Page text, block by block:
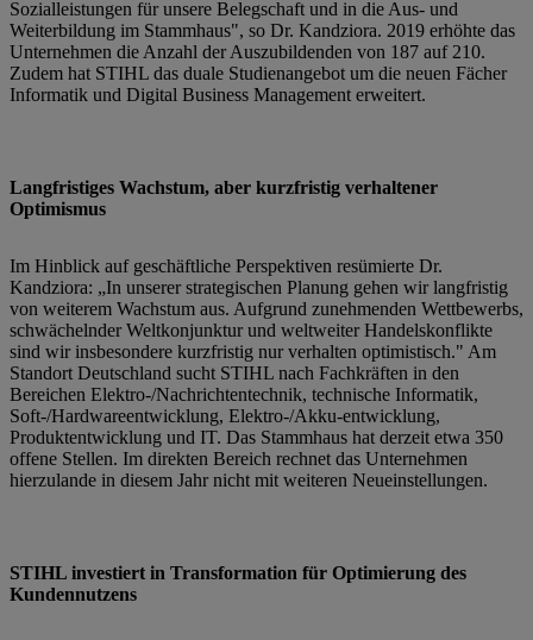
Sozialleistungen für unsere Belegschaft und in die Aus- und
Weiterbildung im Stammhaus", so Dr. Kandziora. 2019 erhöhte das
Unternehmen die Anzahl der Auszubildenden von 187 auf 210.
Zudem hat STIHL das duale Studienangebot um die neuen Fächer
Informatik und Digital Business Management erweitert.
Langfristiges Wachstum, aber kurzfristig verhaltener
Optimismus
Im Hinblick auf geschäftliche Perspektiven resümierte Dr.
Kandziora: „In unserer strategischen Planung gehen wir langfristig
von weiterem Wachstum aus. Aufgrund zunehmenden Wettbewerbs,
schwächelnder Weltkonjunktur und weltweiter Handelskonflikte
sind wir insbesondere kurzfristig nur verhalten optimistisch." Am
Standort Deutschland sucht STIHL nach Fachkräften in den
Bereichen Elektro-/Nachrichtentechnik, technische Informatik,
Soft-/Hardwareentwicklung, Elektro-/Akku-entwicklung,
Produktentwicklung und IT. Das Stammhaus hat derzeit etwa 350
offene Stellen. Im direkten Bereich rechnet das Unternehmen
hierzulande in diesem Jahr nicht mit weiteren Neueinstellungen.
STIHL investiert in Transformation für Optimierung des
Kundennutzens